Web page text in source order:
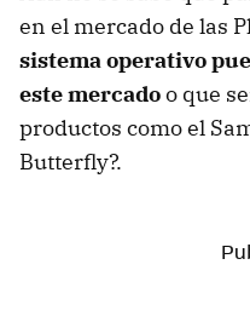
en el mercado de las
sistema operativo
este mercadoo que
productos como el
Butterfly?.